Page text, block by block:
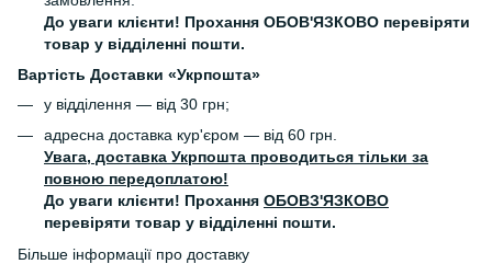
До уваги клієнти! Прохання ОБОВ'ЯЗКОВО перевіряти
товар у відділенні пошти.
Вартість Доставки «Укрпошта»
у відділення — від 30 грн;
адресна доставка кур'єром — від 60 грн.
Увага, доставка Укрпошта проводиться тільки за
повною передоплатою!
До уваги клієнти! Прохання ОБОВЗ'ЯЗКОВО
перевіряти товар у відділенні пошти.
Більше інформації про доставку